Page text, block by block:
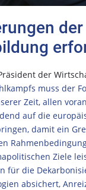
der
muss der
Zeit, allen
auf die
damit ein
Ziele
für die
absichert,